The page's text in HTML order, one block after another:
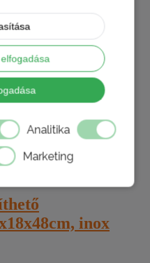
Analitika
Marketing
inox